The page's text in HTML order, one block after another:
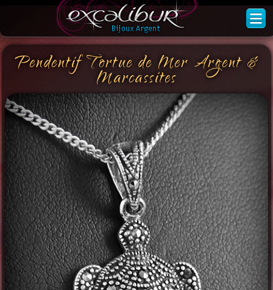
Pendentif Tortue de Mer Argent &
Marcassites